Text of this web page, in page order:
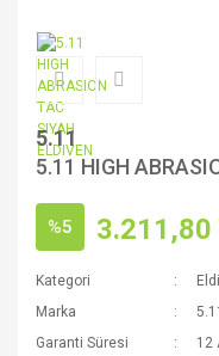
5.11
5.11 HIGH
%5 3.211,80
Kategori
Marka
5.11
Garanti Süresi
12